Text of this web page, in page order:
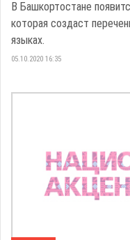
В Башкортостане
которая создаст
языках.
05.10.2020 16:35